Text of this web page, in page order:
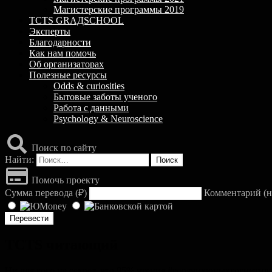
Магистерские программы 2019
TCTS GRАДSCHOOL
Эксперты
Благодарности
Как нам помочь
Об организаторах
Полезные ресурсы
Odds & curiosities
Бытовые заботы ученого
Работа с данными
Psychology & Neuroscience
Поиск по сайту
Найти:
Помочь проекту
Сумма перевода (₽) Комментарий